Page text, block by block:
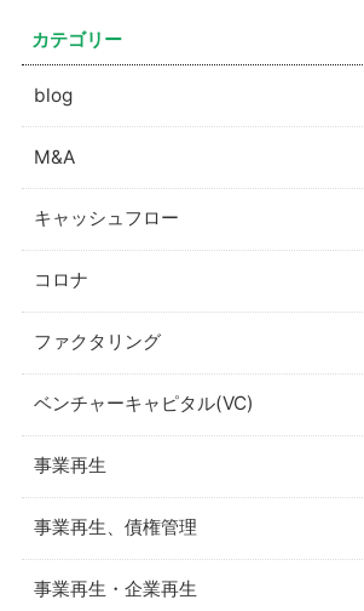
カテゴリー
blog
M&A
キャッシュフロー
コロナ
ファクタリング
ベンチャーキャピタル(VC)
事業再生
事業再生、債権管理
事業再生・企業再生